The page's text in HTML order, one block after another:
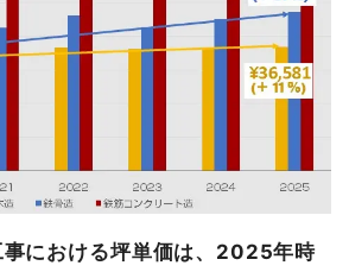
事における坪単価は、2025年時